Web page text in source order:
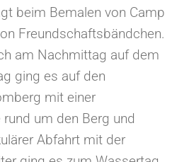
beim Bemalen von Camp
Freundschaftsbändchen.
am Nachmittag auf dem
ging es auf den
mit einer
um den Berg und
Abfahrt mit der